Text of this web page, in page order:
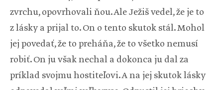
zvrchu, opovrhovali ňou. Ale Ježiš vedel, že je to
z lásky a prijal to. On o tento skutok stál. Mohol
jej povedať, že to preháňa, že to všetko nemusí
robiť. On ju však nechal a dokonca ju dal za
príklad svojmu hostiteľovi. A na jej skutok lásky